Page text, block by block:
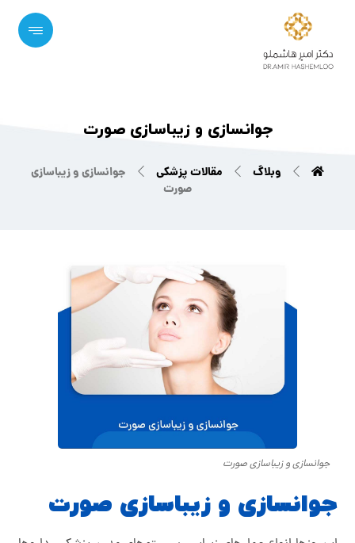
جوانسازی و زیباسازی صورت
وبلاگ مقالات پزشکی
جوانسازی و زیباسازی
صورت
جوانسازی و زیباسازی صورت
جوانسازی و زیباسازی صورت